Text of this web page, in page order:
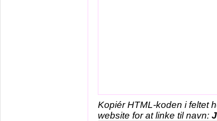
Kopiér HTML-koden i feltet
website for at linke til navn: